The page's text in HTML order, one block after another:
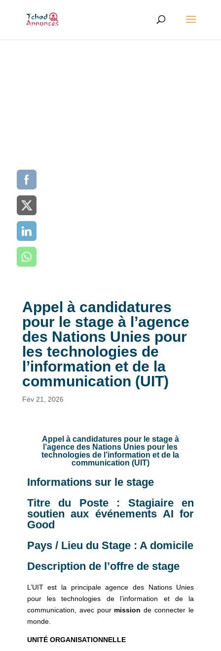
Appel à candidatures
pour le stage à l’agence
des Nations Unies pour
les technologies de
l’information et de la
communication (UIT)
Fév 21, 2026
Appel à candidatures pour le stage à
l’agence des Nations Unies pour les
technologies de l’information et de la
communication (UIT)
Informations sur le stage
Titre du Poste : Stagiaire en
soutien aux événements AI for
Good
Pays / Lieu du Stage : A domicile
Description de l’offre de stage
L’UIT est la principale agence des Nations Unies
pour les technologies de l’information et de la
communication, avec pourmission de connecter le
monde.
UNITÉ ORGANISATIONNELLE